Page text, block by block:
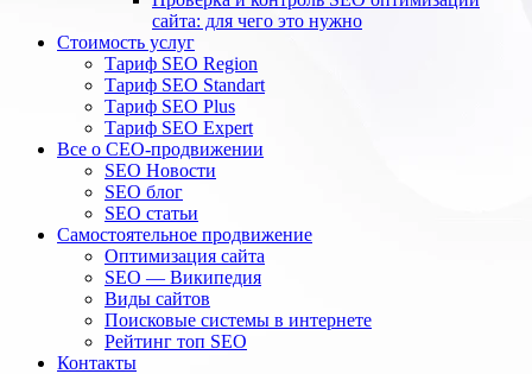
сайта: для чего это нужно
Стоимость услуг
Тариф SEO Region
Тариф SEO Standart
Тариф SEO Plus
Тариф SEO Expert
Все о СЕО-продвижении
SEO Новости
SEO блог
SEO статьи
Самостоятельное продвижение
Оптимизация сайта
SEO — Википедия
Виды сайтов
Поисковые системы в интернете
Рейтинг топ SEO
Контакты